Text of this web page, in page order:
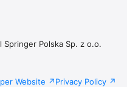
Springer Polska Sp. z o.o.
Website Privacy Policy